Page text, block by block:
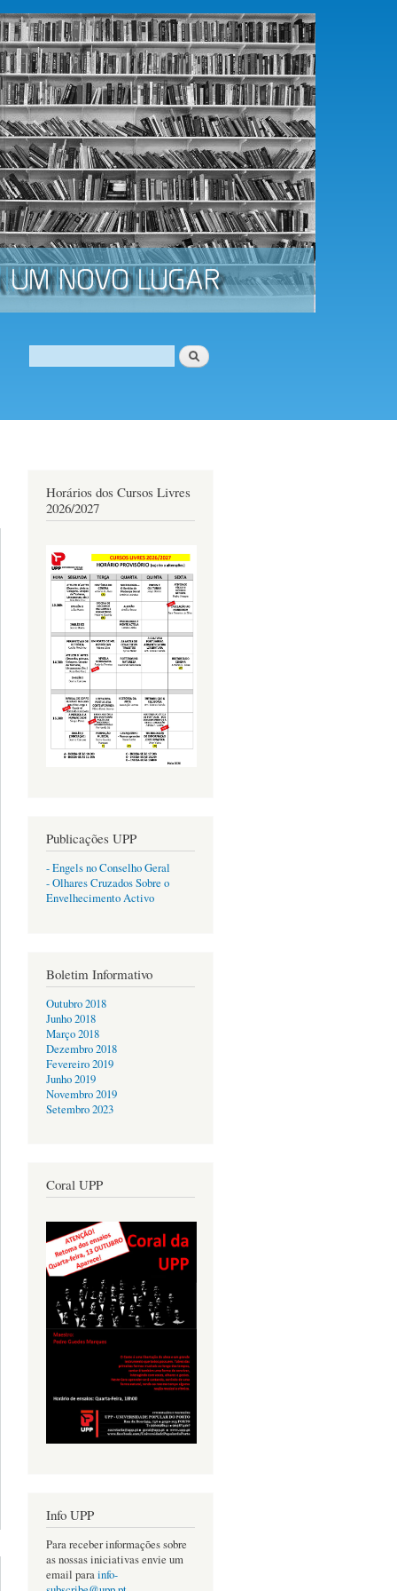
Formulário de procura
Procurar
TORRE DO
DE
Horários dos Cursos Livres
2026/2027
Publicações UPP
- Engels no Conselho Geral
- Olhares Cruzados Sobre o
Envelhecimento Activo
Boletim Informativo
Outubro 2018
Junho 2018
Março 2018
Dezembro 2018
Fevereiro 2019
Junho 2019
Novembro 2019
Setembro 2023
Coral UPP
Info UPP
Para receber informações sobre
as nossas iniciativas envie um
email parainfo-